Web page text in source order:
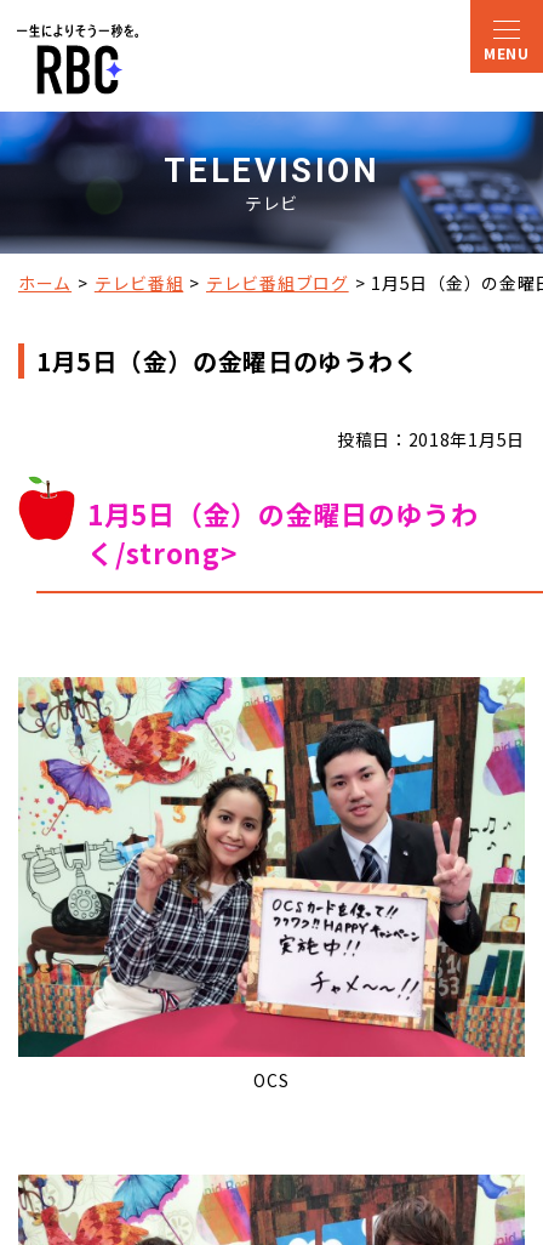
TELEVISION
テレビ
ホーム テレビ番組 テレビ番組ブログ 1月5日（金）の金曜
1月5日（金）の金曜日のゆうわく
投稿日：2018年1月5日
1月5日（金）の金曜日のゆうわ
く/strong>
OCS